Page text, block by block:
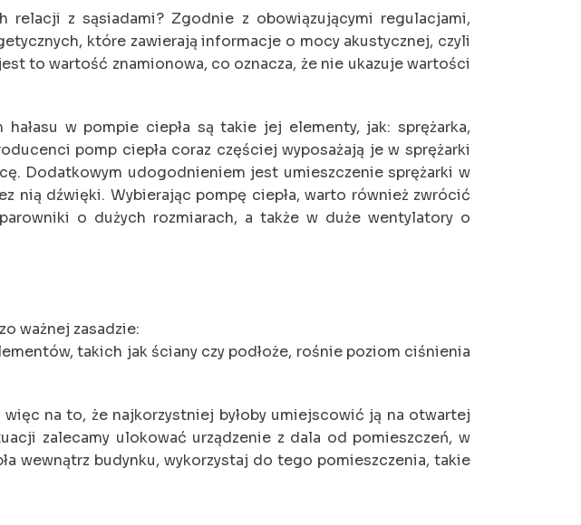
z sąsiadami? Zgodnie z obowiązującymi regulacjami,
które zawierają informacje o mocy akustycznej, czyli
to wartość znamionowa, co oznacza, że nie ukazuje wartości
w pompie ciepła są takie jej elementy, jak: sprężarka,
pomp ciepła coraz częściej wyposażają je w sprężarki
Dodatkowym udogodnieniem jest umieszczenie sprężarki w
nią dźwięki. Wybierając pompę ciepła, warto również zwrócić
o dużych rozmiarach, a także w duże wentylatory o
ważnej zasadzie:
takich jak ściany czy podłoże, rośnie poziom ciśnienia
na to, że najkorzystniej byłoby umiejscowić ją na otwartej
zalecamy ulokować urządzenie z dala od pomieszczeń, w
wewnątrz budynku, wykorzystaj do tego pomieszczenia, takie